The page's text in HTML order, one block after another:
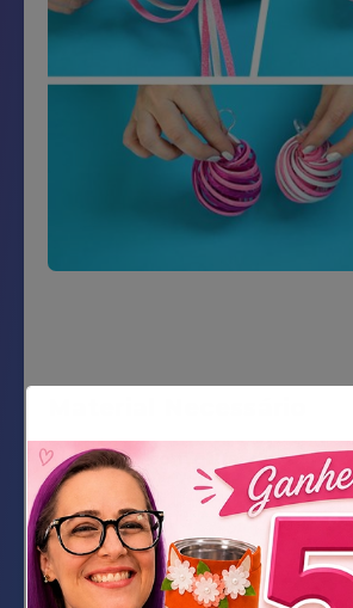
E.V.A. com glitter das cores
Régua
Caneta
Tesoura